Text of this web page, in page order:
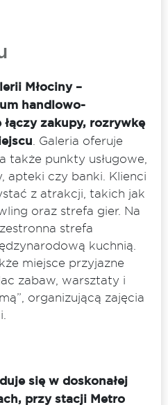
Młociny –
handlowo-
zakupy, rozrywkę
. Galeria oferuje
także punkty usługowe,
apteki czy banki. Klienci
z atrakcji, takich jak
oraz strefa gier. Na
strefa
kuchnią.
miejsce przyjazne
zabaw, warsztaty i
organizującą zajęcia
się w doskonałej
przy stacji Metro